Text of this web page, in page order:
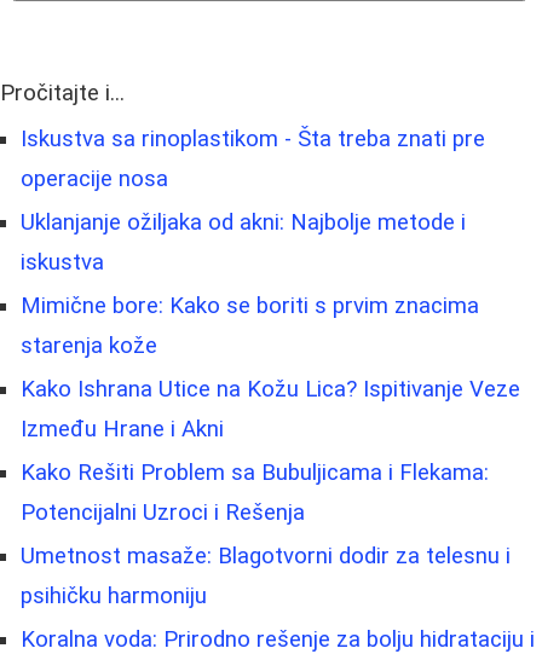
Pročitajte i...
Iskustva sa rinoplastikom - Šta treba znati pre
operacije nosa
Uklanjanje ožiljaka od akni: Najbolje metode i
iskustva
Mimične bore: Kako se boriti s prvim znacima
starenja kože
Kako Ishrana Utice na Kožu Lica? Ispitivanje Veze
Između Hrane i Akni
Kako Rešiti Problem sa Bubuljicama i Flekama:
Potencijalni Uzroci i Rešenja
Umetnost masaže: Blagotvorni dodir za telesnu i
psihičku harmoniju
Koralna voda: Prirodno rešenje za bolju hidrataciju i